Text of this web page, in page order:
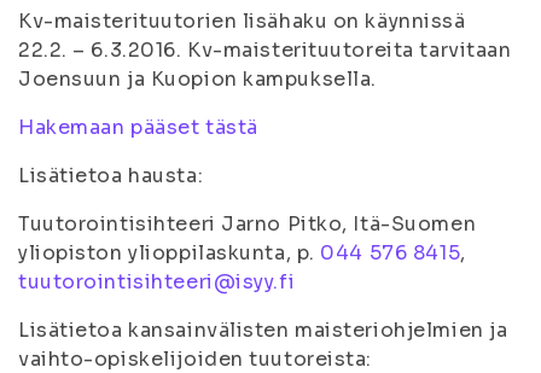
Kv-maisterituutorien lisähaku on käynnissä
22.2. – 6.3.2016. Kv-maisterituutoreita tarvitaan
Joensuun ja Kuopion kampuksella.
Hakemaan pääset tästä
Lisätietoa hausta:
Tuutorointisihteeri Jarno Pitko, Itä-Suomen
yliopiston ylioppilaskunta, p. 044 576 8415,
tuutorointisihteeri@isyy.fi
Lisätietoa kansainvälisten maisteriohjelmien ja
vaihto-opiskelijoiden tuutoreista: